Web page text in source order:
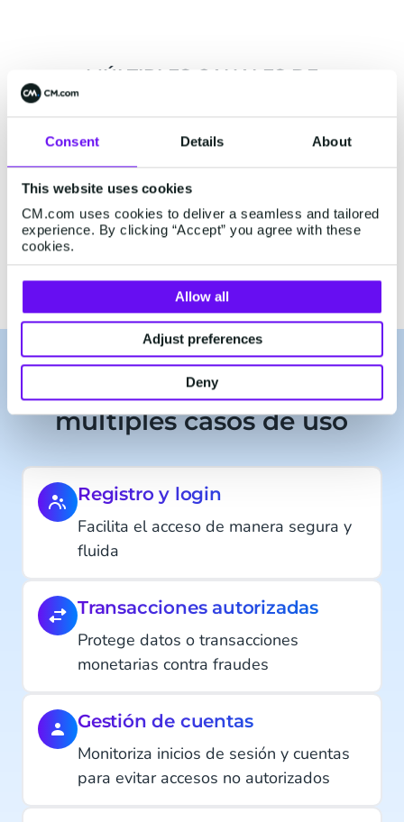
Consent Details About
This website uses cookies
CM.com uses cookies to deliver a seamless and tailored
experience. By clicking “Accept” you agree with these
cookies.
Allow all
Adjust preferences
Deny
MÚLTIPLES CANALES DE
Verificación fluida para
múltiples casos de uso
Registro y login
Facilita el acceso de manera segura y
fluida
Transacciones autorizadas
Protege datos o transacciones
monetarias contra fraudes
Gestión de cuentas
Monitoriza inicios de sesión y cuentas
para evitar accesos no autorizados